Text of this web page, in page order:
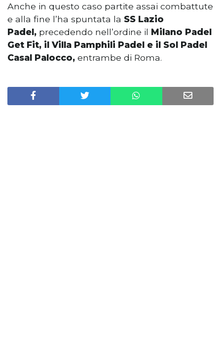
Anche in questo caso partite assai combattute
e alla fine l’ha spuntata la SS Lazio
Padel, precedendo nell’ordine il Milano Padel
Get Fit, il Villa Pamphili Padel e il Sol Padel
Casal Palocco, entrambe di Roma.